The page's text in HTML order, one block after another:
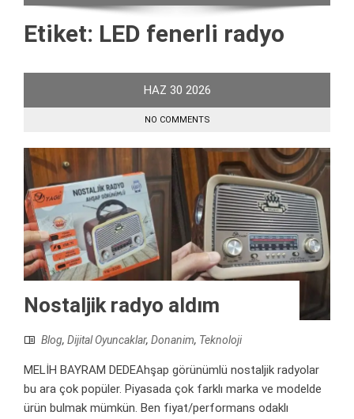
Etiket: LED fenerli radyo
HAZ 30 2026
NO COMMENTS
Nostaljik radyo aldım
Blog, Dijital Oyuncaklar, Donanim, Teknoloji
MELİH BAYRAM DEDEAhşap görünümlü nostaljik radyolar
bu ara çok popüler. Piyasada çok farklı marka ve modelde
ürün bulmak mümkün. Ben fiyat/performans odaklı